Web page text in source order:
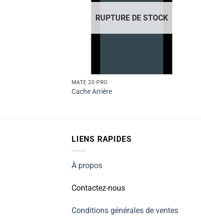
RUPTURE DE STOCK
MATE 20 PRO
Cache Arrière
LIENS RAPIDES
À propos
Contactez-nous
Conditions générales de ventes